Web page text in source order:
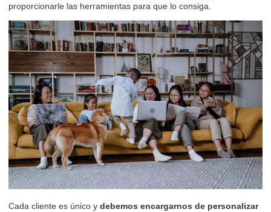
proporcionarle las herramientas para que lo consiga.
Cada cliente es único y debemos encargarnos de personalizar